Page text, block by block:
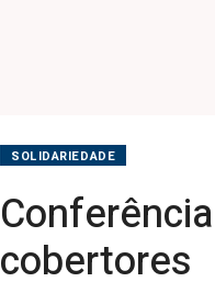
SOLIDARIEDADE
cobertores